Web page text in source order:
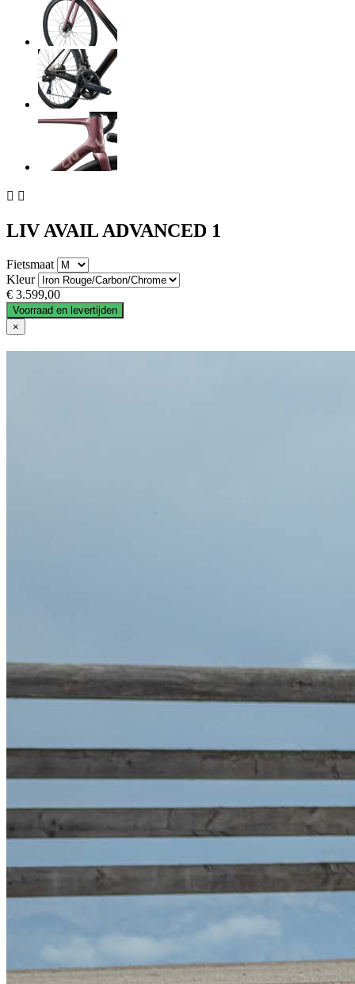
 
LIV AVAIL ADVANCED 1
Fietsmaat
Kleur
€ 3.599,00
Voorraad en levertijden
×